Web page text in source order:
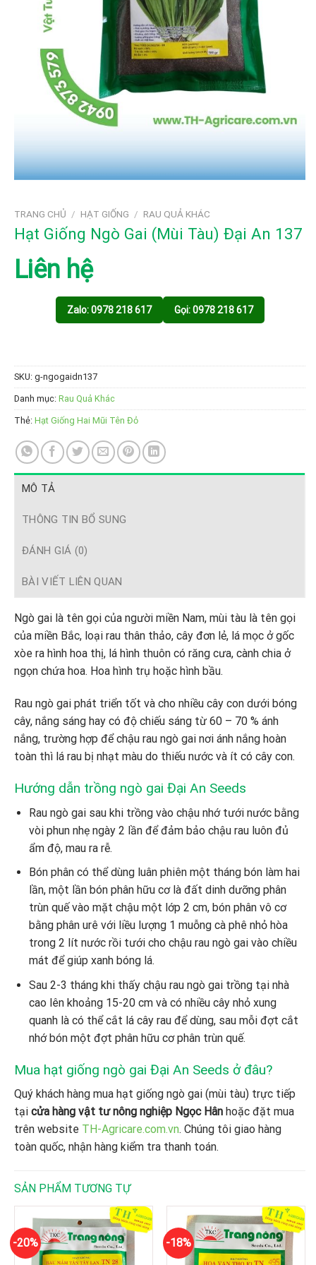
TRANG CHỦ / HẠT GIỐNG / RAU QUẢ KHÁC
Hạt Giống Ngò Gai (Mùi Tàu) Đại An 137
Liên hệ
Zalo: 0978 218 617 Gọi: 0978 218 617
SKU: g-ngogaidn137
Danh mục: Rau Quả Khác
Thẻ: Hạt Giống Hai Mũi Tên Đỏ
MÔ TẢ
THÔNG TIN BỔ SUNG
ĐÁNH GIÁ (0)
BÀI VIẾT LIÊN QUAN
Ngò gai là tên gọi của người miền Nam, mùi tàu là tên gọi
của miền Bắc, loại rau thân thảo, cây đơn lẻ, lá mọc ở gốc
xòe ra hình hoa thị, lá hình thuôn có răng cưa, cành chia ở
ngọn chứa hoa. Hoa hình trụ hoặc hình bầu.
Rau ngò gai phát triển tốt và cho nhiều cây con dưới bóng
cây, nắng sáng hay có độ chiếu sáng từ 60 – 70 % ánh
nắng, trường hợp để chậu rau ngò gai nơi ánh nắng hoàn
toàn thì lá rau bị nhạt màu do thiếu nước và ít có cây con.
Hướng dẫn trồng ngò gai Đại An Seeds
Rau ngò gai sau khi trồng vào chậu nhớ tưới nước bằng
vòi phun nhẹ ngày 2 lần để đảm bảo chậu rau luôn đủ
ẩm độ, mau ra rễ.
Bón phân có thể dùng luân phiên một tháng bón làm hai
lần, một lần bón phân hữu cơ là đất dinh dưỡng phân
trùn quế vào mặt chậu một lớp 2 cm, bón phân vô cơ
bằng phân urê với liều lượng 1 muỗng cà phê nhỏ hòa
trong 2 lít nước rồi tưới cho chậu rau ngò gai vào chiều
mát để giúp xanh bóng lá.
Sau 2-3 tháng khi thấy chậu rau ngò gai trồng tại nhà
cao lên khoảng 15-20 cm và có nhiều cây nhỏ xung
quanh là có thể cắt lá cây rau để dùng, sau mỗi đợt cắt
nhớ bón một đợt phân hữu cơ phân trùn quế.
Mua hạt giống ngò gai Đại An Seeds ở đâu?
Quý khách hàng mua hạt giống ngò gai (mùi tàu) trực tiếp
tại cửa hàng vật tư nông nghiệp Ngọc Hân hoặc đặt mua
trên website TH-Agricare.com.vn. Chúng tôi giao hàng
toàn quốc, nhận hàng kiểm tra thanh toán.
SẢN PHẨM TƯƠNG TỰ
-20% -18%